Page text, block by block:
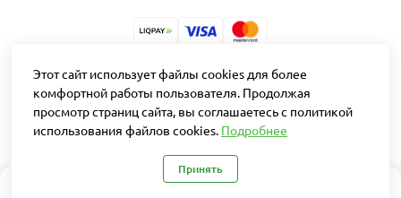
Разработчик: Intent Solutions
Работает наOpenCart "Русская сборка"
Агро Рітейл © 2026
Этот сайт использует файлы cookies для более
комфортной работы пользователя. Продолжая
просмотр страниц сайта, вы соглашаетесь с политикой
использования файлов cookies. Подробнее
Принять